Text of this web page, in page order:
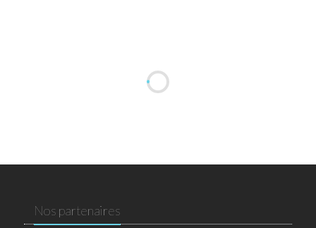
Nos partenaires